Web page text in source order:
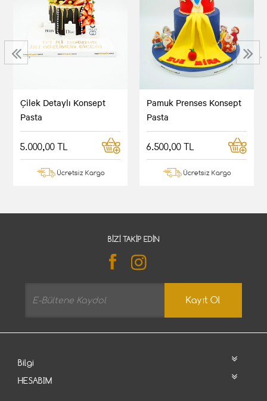
Çilek Detaylı Konsept
Pasta
5.000,00 TL
Ücretsiz Kargo
Pamuk Prenses Konsept
Pasta
6.500,00 TL
Ücretsiz Kargo
‹ ›
BIZI TAKIP EDIN
Kayıt Ol
Bilgi
HESABIM